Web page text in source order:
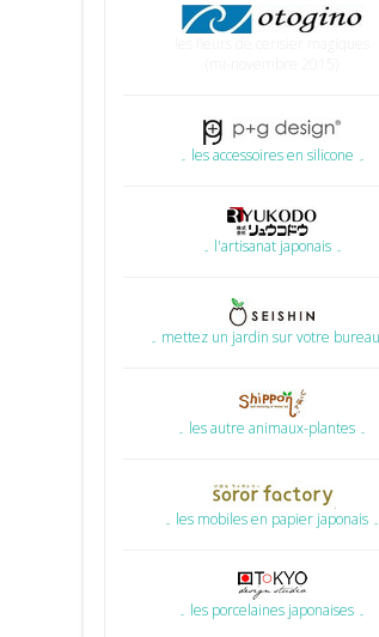
۔ les accessoires en silicone ۔
۔ l'artisanat japonais ۔
۔ les autre animaux-plantes ۔
۔ les mobiles en papier japonais ۔
۔ les porcelaines japonaises ۔